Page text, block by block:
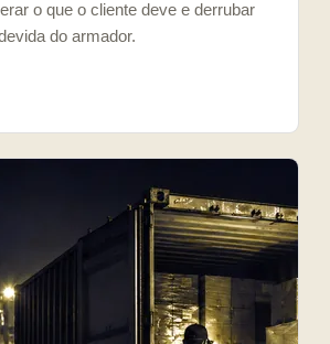
o que o cliente deve e derrubar
do armador.